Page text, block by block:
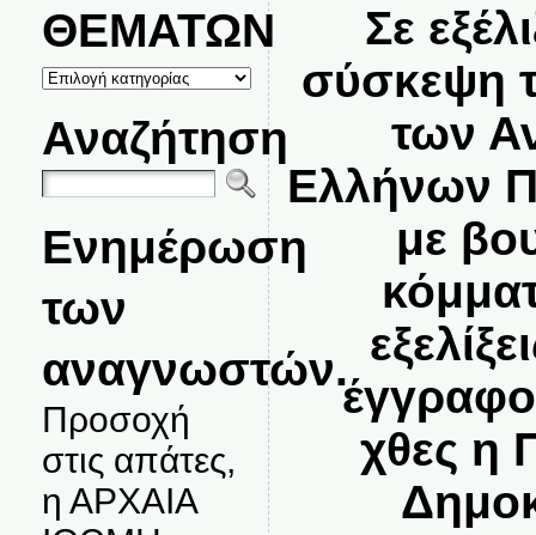
ΘΕΜΑΤΩΝ
ΚΑΤΗΓΟΡΙΕΣ
ΘΕΜΑΤΩΝ
Αναζήτηση
Ενημέρωση
των
αναγνωστών.
Προσοχή
στις απάτες,
η ΑΡΧΑΙΑ
Σε
σύσκεψη
των
Ελλήνων
με
έγγραφο
χθες η